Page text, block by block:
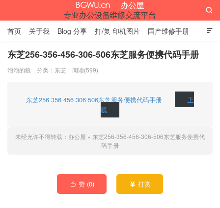

首页 关于我 Blog 分享 打/复 印机图片 国产维修手册
外资维修手册 伊萨网址大全 办公设备网页名片 留言板

东芝256-356-456-306-506东芝服务便携代码手册
泡泡的狼 分类： 东芝 阅读(599)
东芝256 356 456 306 506东芝服务便携代码手册
下
载
未经允许不得转载： 办公屋 » 东芝256-356-456-306-506东芝服务便携代
码手册
 赞 (0)  打赏